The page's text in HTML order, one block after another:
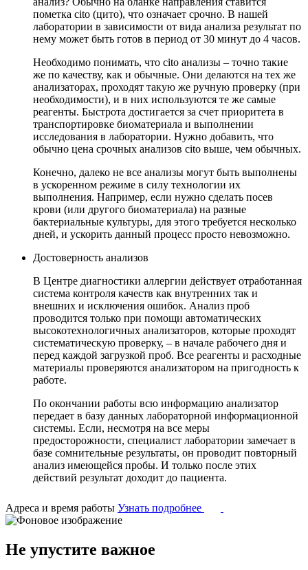
пометка cito (цито), что означает срочно. В нашей
лаборатории в зависимости от вида анализа результат по
нему может быть готов в период от 30 минут до 4 часов.
Необходимо понимать, что cito анализы – точно такие
же по качеству, как и обычные. Они делаются на тех же
анализаторах, проходят такую же ручную проверку (при
необходимости), и в них используются те же самые
реагенты. Быстрота достигается за счет приоритета в
транспортировке биоматериала и выполнении
исследования в лаборатории. Нужно добавить, что
обычно цена срочных анализов cito выше, чем обычных.
Конечно, далеко не все анализы могут быть выполнены
в ускоренном режиме в силу технологии их
выполнения. Например, если нужно сделать посев
крови (или другого биоматериала) на разные
бактериальные культуры, для этого требуется несколько
дней, и ускорить данный процесс просто невозможно.
Достоверность анализов
В Центре диагностики аллергии действует отработанная
система контроля качеств как внутренних так и
внешних и исключения ошибок. Анализ проб
проводится только при помощи автоматических
высокотехнологичных анализаторов, которые проходят
систематическую проверку, – в начале рабочего дня и
перед каждой загрузкой проб. Все реагенты и расходные
материалы проверяются анализатором на пригодность к
работе.
По окончании работы всю информацию анализатор
передает в базу данных лабораторной информационной
системы. Если, несмотря на все меры
предосторожности, специалист лаборатории замечает в
базе сомнительные результаты, он проводит повторный
анализ имеющейся пробы. И только после этих
действий результат доходит до пациента.
Адреса и время работы Узнать подробнее
Не упустите важное